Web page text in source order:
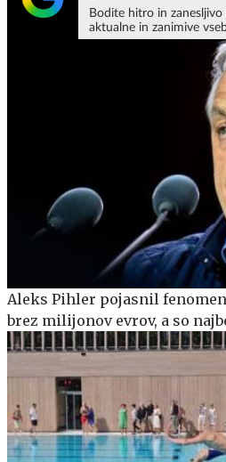
Bodite hitro in
aktualne in zanimive
Aleks Pihler pojasnil
brez milijonov evrov, a so